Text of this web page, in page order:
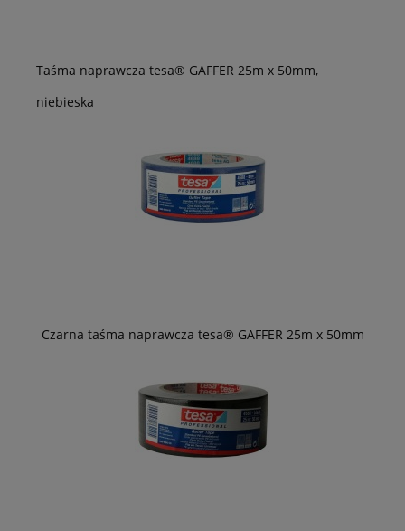
Taśma naprawcza tesa® GAFFER 25m x 50mm,
niebieska
Czarna taśma naprawcza tesa® GAFFER 25m x 50mm